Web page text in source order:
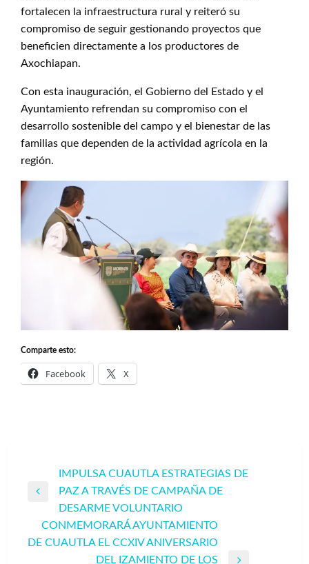
fortalecen la infraestructura rural y reiteró su
compromiso de seguir gestionando proyectos que
beneficien directamente a los productores de
Axochiapan.
Con esta inauguración, el Gobierno del Estado y el
Ayuntamiento refrendan su compromiso con el
desarrollo sostenible del campo y el bienestar de las
familias que dependen de la actividad agrícola en la
región.
Comparte esto:
Facebook X
Navegación
de
entradas
IMPULSA CUAUTLA ESTRATEGIAS DE
PAZ A TRAVÉS DE CAMPAÑA DE
DESARME VOLUNTARIO
CONMEMORARÁ AYUNTAMIENTO
DE CUAUTLA EL CCXIV ANIVERSARIO
DEL IZAMIENTO DE LOS